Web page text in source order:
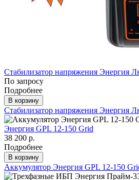
Стабилизатор напряжения Энергия
По запросу
Подробнее
В корзину
Стабилизатор напряжения Энергия
Энергия GPL 12-150 Grid
38 200 р.
Подробнее
В корзину
Аккумулятор Энергия GPL 12-150